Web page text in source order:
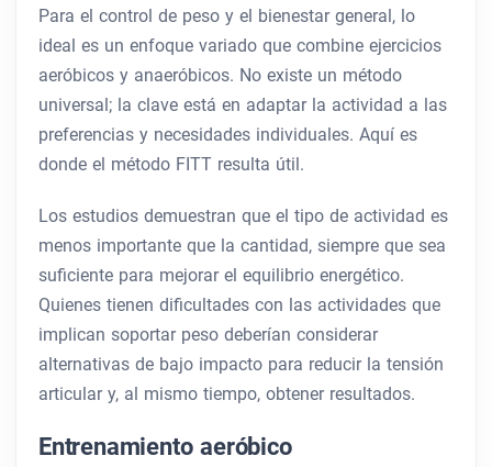
Para el control de peso y el bienestar general, lo
ideal es un enfoque variado que combine ejercicios
aeróbicos y anaeróbicos. No existe un método
universal; la clave está en adaptar la actividad a las
preferencias y necesidades individuales. Aquí es
donde el método FITT resulta útil.
Los estudios demuestran que el tipo de actividad es
menos importante que la cantidad, siempre que sea
suficiente para mejorar el equilibrio energético.
Quienes tienen dificultades con las actividades que
implican soportar peso deberían considerar
alternativas de bajo impacto para reducir la tensión
articular y, al mismo tiempo, obtener resultados.
Entrenamiento aeróbico